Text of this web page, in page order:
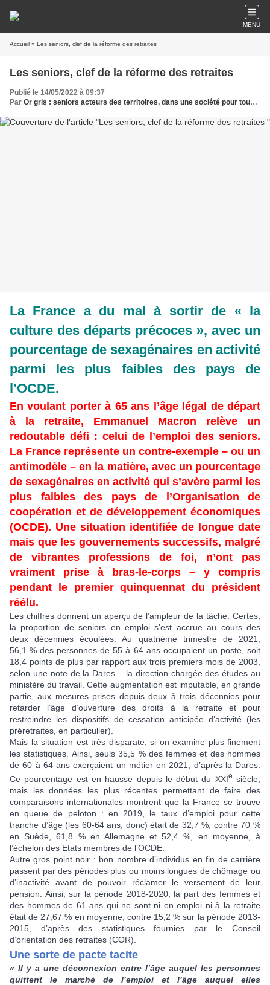
MENU
Accueil » Les seniors, clef de la réforme des retraites
Les seniors, clef de la réforme des retraites
Publié le 14/05/2022 à 09:37
Par Or gris : seniors acteurs des territoires, dans une société pour tous les âges
La France a du mal à sortir de « la
culture des départs précoces », avec un
pourcentage de sexagénaires en activité
parmi les plus faibles des pays de
l’OCDE.
En voulant porter à 65 ans l’âge légal de départ
à la retraite, Emmanuel Macron relève un
redoutable défi : celui de l’emploi des seniors.
La France représente un contre-exemple – ou un
antimodèle – en la matière, avec un pourcentage
de sexagénaires en activité qui s’avère parmi les
plus faibles des pays de l’Organisation de
coopération et de développement économiques
(OCDE). Une situation identifiée de longue date
mais que les gouvernements successifs, malgré
de vibrantes professions de foi, n’ont pas
vraiment prise à bras-le-corps – y compris
pendant le premier quinquennat du président
réélu.
Les chiffres donnent un aperçu de l’ampleur de la tâche. Certes,
la proportion de seniors en emploi s’est accrue au cours des
deux décennies écoulées. Au quatrième trimestre de 2021,
56,1 % des personnes de 55 à 64 ans occupaient un poste, soit
18,4 points de plus par rapport aux trois premiers mois de 2003,
selon une note de la Dares – la direction chargée des études au
ministère du travail. Cette augmentation est imputable, en grande
partie, aux mesures prises depuis deux à trois décennies pour
retarder l’âge d’ouverture des droits à la retraite et pour
restreindre les dispositifs de cessation anticipée d’activité (les
préretraites, en particulier).
Mais la situation est très disparate, si on examine plus finement
les statistiques. Ainsi, seuls 35,5 % des femmes et des hommes
de 60 à 64 ans exerçaient un métier en 2021, d’après la Dares.
Ce pourcentage est en hausse depuis le début du XXIe siècle,
mais les données les plus récentes permettant de faire des
comparaisons internationales montrent que la France se trouve
en queue de peloton : en 2019, le taux d’emploi pour cette
tranche d’âge (les 60-64 ans, donc) était de 32,7 %, contre 70 %
en Suède, 61,8 % en Allemagne et 52,4 %, en moyenne, à
l’échelon des Etats membres de l’OCDE.
Autre gros point noir : bon nombre d’individus en fin de carrière
passent par des périodes plus ou moins longues de chômage ou
d’inactivité avant de pouvoir réclamer le versement de leur
pension. Ainsi, sur la période 2018-2020, la part des femmes et
des hommes de 61 ans qui ne sont ni en emploi ni à la retraite
était de 27,67 % en moyenne, contre 15,2 % sur la période 2013-
2015, d’après des statistiques fournies par le Conseil
d’orientation des retraites (COR).
Une sorte de pacte tacite
« Il y a une déconnexion entre l’âge auquel les personnes
quittent le marché de l’emploi et l’âge auquel elles